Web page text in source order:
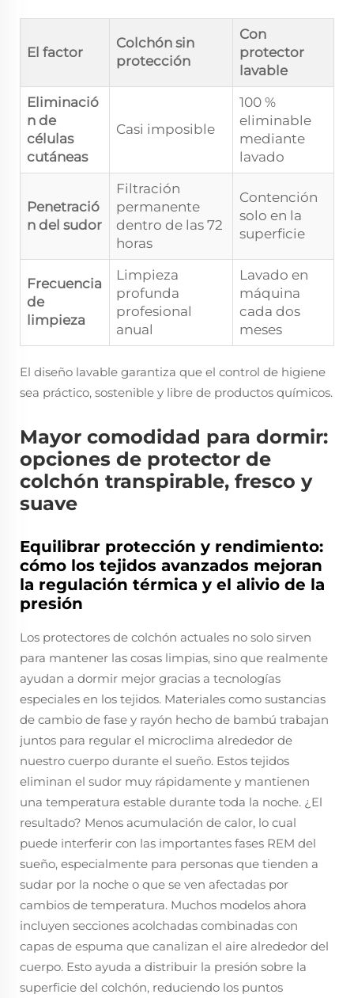
El factor
Colchón sin
protección
Con
protector
lavable
Eliminació
n de
células
cutáneas
Casi imposible
100 %
eliminable
mediante
lavado
Penetració
n del sudor
Filtración
permanente
dentro de las 72
horas
Contención
solo en la
superficie
Frecuencia
de
limpieza
Limpieza
profunda
profesional
anual
Lavado en
máquina
cada dos
meses
El diseño lavable garantiza que el control de higiene
sea práctico, sostenible y libre de productos químicos.
Mayor comodidad para dormir:
opciones de protector de
colchón transpirable, fresco y
suave
Equilibrar protección y rendimiento:
cómo los tejidos avanzados mejoran
la regulación térmica y el alivio de la
presión
Los protectores de colchón actuales no solo sirven
para mantener las cosas limpias, sino que realmente
ayudan a dormir mejor gracias a tecnologías
especiales en los tejidos. Materiales como sustancias
de cambio de fase y rayón hecho de bambú trabajan
juntos para regular el microclima alrededor de
nuestro cuerpo durante el sueño. Estos tejidos
eliminan el sudor muy rápidamente y mantienen
una temperatura estable durante toda la noche. ¿El
resultado? Menos acumulación de calor, lo cual
puede interferir con las importantes fases REM del
sueño, especialmente para personas que tienden a
sudar por la noche o que se ven afectadas por
cambios de temperatura. Muchos modelos ahora
incluyen secciones acolchadas combinadas con
capas de espuma que canalizan el aire alrededor del
cuerpo. Esto ayuda a distribuir la presión sobre la
superficie del colchón, reduciendo los puntos